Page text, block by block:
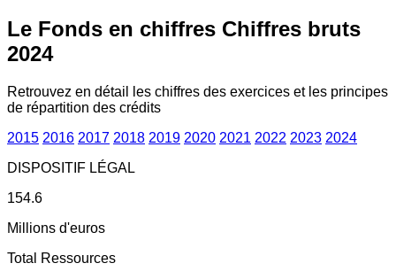
Le Fonds en chiffres Chiffres bruts
2024
Retrouvez en détail les chiffres des exercices et les principes
de répartition des crédits
2015 2016 2017 2018 2019 2020 2021 2022 2023 2024
DISPOSITIF LÉGAL
154.6
Millions d'euros
Total Ressources